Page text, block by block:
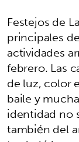
Festejos de
principales
actividades
febrero. Las
de luz, color
baile y
identidad no
también del